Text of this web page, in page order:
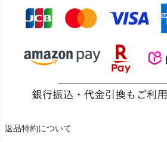
返品特約について